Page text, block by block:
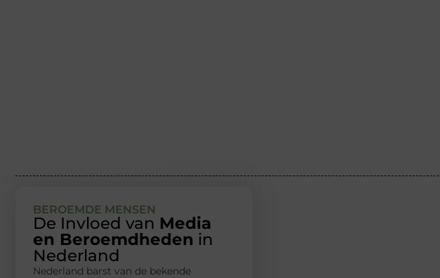
BEROEMDE MENSEN
De Invloed van Media
en Beroemdheden in
Nederland
Nederland barst van de bekende